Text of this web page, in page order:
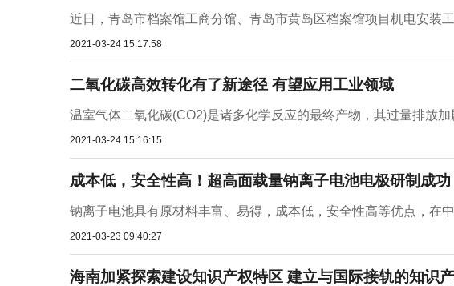
近日，青岛市档案馆工商分馆、青岛市黄岛区档案馆项目机电安装
2021-03-24 15:17:58
二氧化碳高效转化有了新途径 有望应用工业领域
温室气体二氧化碳(CO2)是诸多化学反应的最终产物，其过量排放
2021-03-24 15:16:15
成本低，安全性高！超高面载量钠离子电池电极研制成功
钠离子电池具有原材料丰富、易得，成本低，安全性高等优点，在
2021-03-23 09:40:27
海南加紧探索建设知识产权特区 建立与国际接轨的知识